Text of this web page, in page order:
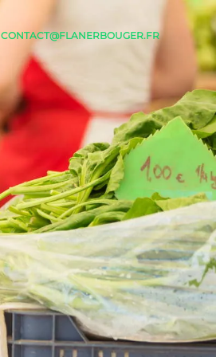
CONTACT@FLANERBOUGER.FR